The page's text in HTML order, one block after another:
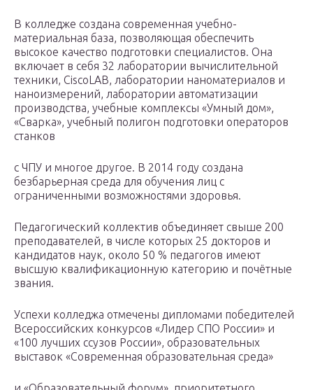
В колледже создана современная учебно-
материальная база, позволяющая обеспечить
высокое качество подготовки специалистов. Она
включает в себя 32 лаборатории вычислительной
техники, CiscoLAB, лаборатории наноматериалов и
наноизмерений, лаборатории автоматизации
производства, учебные комплексы «Умный дом»,
«Сварка», учебный полигон подготовки операторов
станков
с ЧПУ и многое другое. В 2014 году создана
безбарьерная среда для обучения лиц с
ограниченными возможностями здоровья.
Педагогический коллектив объединяет свыше 200
преподавателей, в числе которых 25 докторов и
кандидатов наук, около 50 % педагогов имеют
высшую квалификационную категорию и почётные
звания.
Успехи колледжа отмечены дипломами победителей
Всероссийских конкурсов «Лидер СПО России» и
«100 лучших ссузов России», образовательных
выставок «Современная образовательная среда»